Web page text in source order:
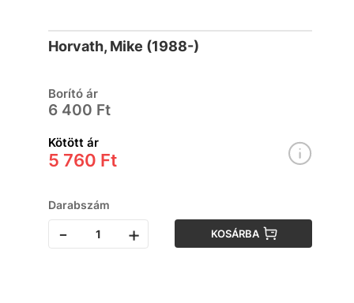
Horvath, Mike (1988-)
Borító ár
6 400 Ft
Kötött ár
5 760 Ft
Darabszám
- + KOSÁRBA